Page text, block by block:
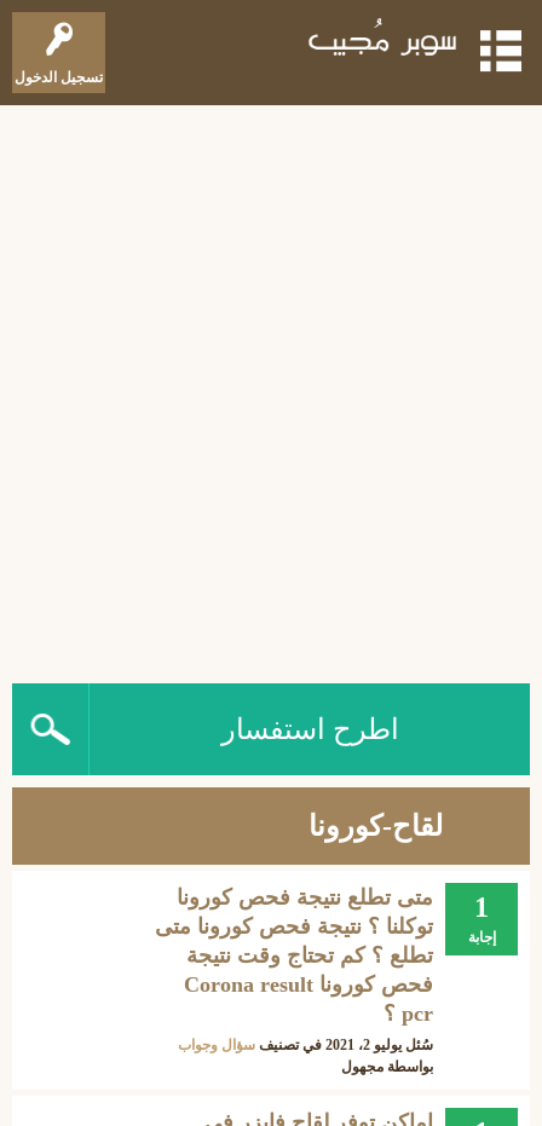
تسجيل الدخول
اطرح استفسار
لقاح-كورونا
1
إجابة
متى تطلع نتيجة فحص كورونا
توكلنا ؟ نتيجة فحص كورونا متى
تطلع ؟ كم تحتاج وقت نتيجة
فحص كورونا Corona result
pcr ؟
سُئل يوليو 2، 2021 في تصنيف سؤال وجواب
بواسطة مجهول